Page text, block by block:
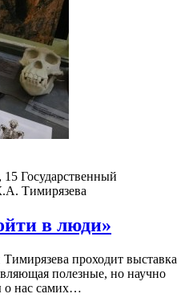
15 Государственный
Тимирязева
в люди»
проходит выставка
полезные, но научно
о нас самих…